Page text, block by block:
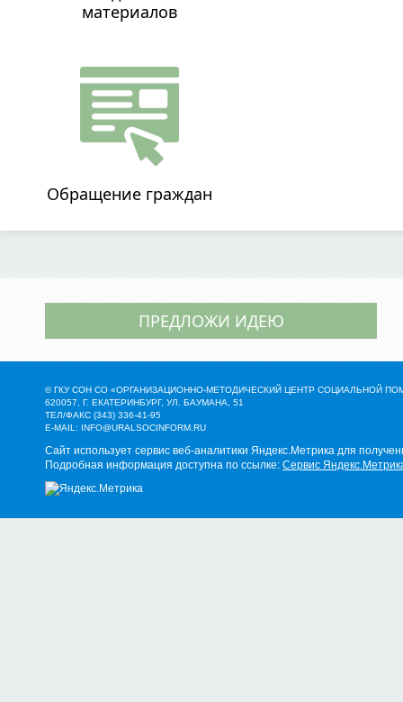
материалов
Обращение граждан
ПРЕДЛОЖИ ИДЕЮ
© ГКУ СОН СО «ОРГАНИЗАЦИОННО-МЕТОДИЧЕСКИЙ ЦЕНТР СОЦИАЛЬНОЙ
620057, Г. ЕКАТЕРИНБУРГ, УЛ. БАУМАНА, 51
ТЕЛ/ФАКС (343) 336-41-95
E-MAIL: INFO@URALSOCINFORM.RU
Сайт использует сервис веб-аналитики Яндекс.Метрика для
Подробная информация доступна по ссылке: Сервис